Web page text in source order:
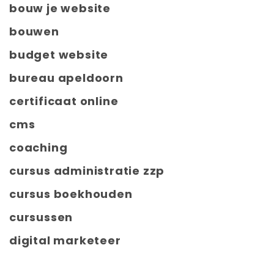
bouw je website
bouwen
budget website
bureau apeldoorn
certificaat online
cms
coaching
cursus administratie zzp
cursus boekhouden
cursussen
digital marketeer